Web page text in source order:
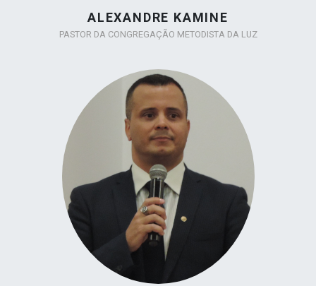
ALEXANDRE KAMINE
PASTOR DA CONGREGAÇÃO METODISTA DA LUZ